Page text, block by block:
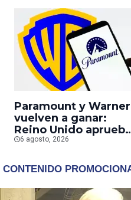
Paramount y Warner
vuelven a ganar:
Reino Unido aprueba
la fusión entre
6 agosto, 2026